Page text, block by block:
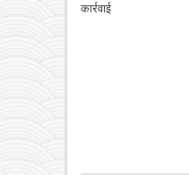
कार्रवाई